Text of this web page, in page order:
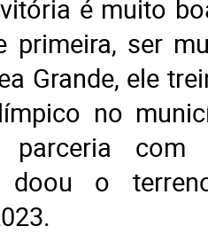
é muito
primeira, ser
Grande, ele
no
parceria com
doou o